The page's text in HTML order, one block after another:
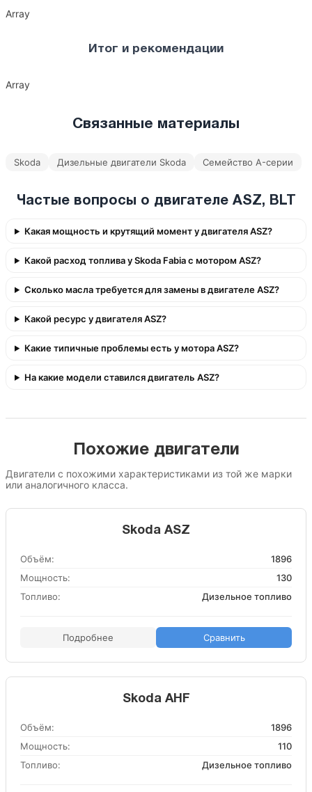
Array
Итог и рекомендации
Array
Связанные материалы
Skoda Дизельные двигатели Skoda Семейство A-серии
Частые вопросы о двигателе ASZ, BLT
Какая мощность и крутящий момент у двигателя ASZ?
Какой расход топлива у Skoda Fabia с мотором ASZ?
Сколько масла требуется для замены в двигателе ASZ?
Какой ресурс у двигателя ASZ?
Какие типичные проблемы есть у мотора ASZ?
На какие модели ставился двигатель ASZ?
Похожие двигатели
Двигатели с похожими характеристиками из той же марки
или аналогичного класса.
Skoda ASZ
Объём:
1896
Мощность:
130
Топливо:
Дизельное топливо
Подробнее Сравнить
Skoda AHF
Объём:
1896
Мощность:
110
Топливо:
Дизельное топливо